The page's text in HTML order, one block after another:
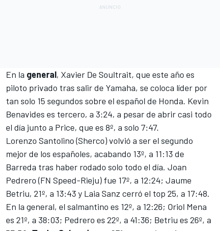
En la general, Xavier De Soultrait, que este año es
piloto privado tras salir de Yamaha, se coloca líder por
tan solo 15 segundos sobre el español de Honda. Kevin
Benavides es tercero, a 3:24, a pesar de abrir casi todo
el día junto a Price, que es 8º, a solo 7:47.
Lorenzo Santolino(Sherco) volvió a ser el segundo
mejor de los españoles, acabando 13º, a 11:13 de
Barreda tras haber rodado solo todo el día. Joan
Pedrero (FN Speed-Rieju) fue 17º, a 12:24; Jaume
Betriu, 21º, a 13:43 y Laia Sanz cerró el top 25, a 17:48.
En la general, el salmantino es 12º, a 12:26; Oriol Mena
es 21º, a 38:03; Pedrero es 22º, a 41:36; Betriu es 26º, a